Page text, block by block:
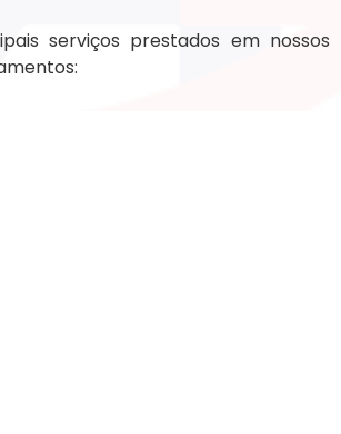
serviços prestados em nossos